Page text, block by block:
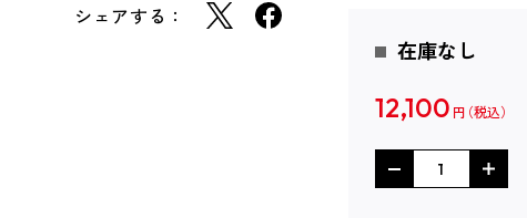
シェアする：
在庫なし
12,100 円